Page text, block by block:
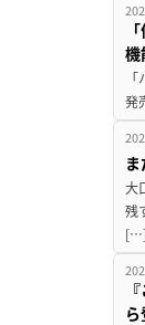
機
発
大
残
[…]